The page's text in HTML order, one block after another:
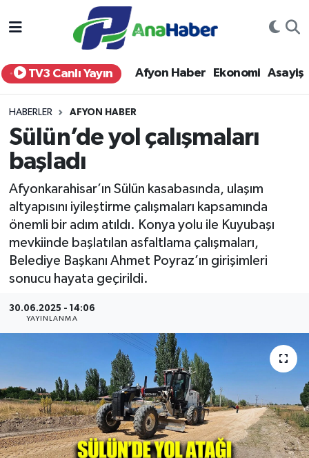
TV3 Canlı Yayın Afyon Haber Ekonomi Asayiş
HABERLER AFYON HABER
Sülün’de yol çalışmaları
başladı
Afyonkarahisar’ın Sülün kasabasında, ulaşım
altyapısını iyileştirme çalışmaları kapsamında
önemli bir adım atıldı. Konya yolu ile Kuyubaşı
mevkiinde başlatılan asfaltlama çalışmaları,
Belediye Başkanı Ahmet Poyraz’ın girişimleri
sonucu hayata geçirildi.
30.06.2025 - 14:06
YAYINLANMA
Yurt Haber
Afyon Haber
Siyaset
Spor
Eğitim
Sağlık
Kültür - Sanat
Afyonkarahisar Nöbetçi Eczaneler
Afyonkarahisar Hava Durumu
Afyonkarahisar Trafik Yoğunluk Haritası
Süper Lig Puan Durumu ve Fikstür
Tüm Manşetler
Son Dakika Haberleri